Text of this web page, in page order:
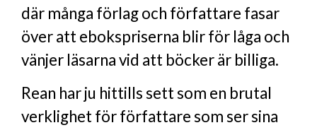
där många förlag och författare fasar
över att ebokspriserna blir för låga och
vänjer läsarna vid att böcker är billiga.
Rean har ju hittills sett som en brutal
verklighet för författare som ser sina